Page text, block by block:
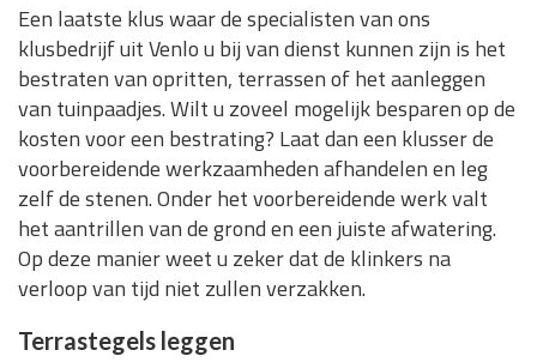
Een laatste klus waar de specialisten van ons
klusbedrijf uit Venlo u bij van dienst kunnen zijn is het
bestraten van opritten, terrassen of het aanleggen
van tuinpaadjes. Wilt u zoveel mogelijk besparen op de
kosten voor een bestrating? Laat dan een klusser de
voorbereidende werkzaamheden afhandelen en leg
zelf de stenen. Onder het voorbereidende werk valt
het aantrillen van de grond en een juiste afwatering.
Op deze manier weet u zeker dat de klinkers na
verloop van tijd niet zullen verzakken.
Terrastegels leggen